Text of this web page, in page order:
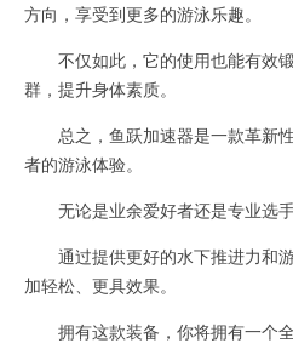
方向，享受到更多的游泳乐趣。
不仅如此，它的使用也能有效
群，提升身体素质。
总之，鱼跃加速器是一款革新
者的游泳体验。
无论是业余爱好者还是专业选手
通过提供更好的水下推进力和
加轻松、更具效果。
拥有这款装备，你将拥有一个全